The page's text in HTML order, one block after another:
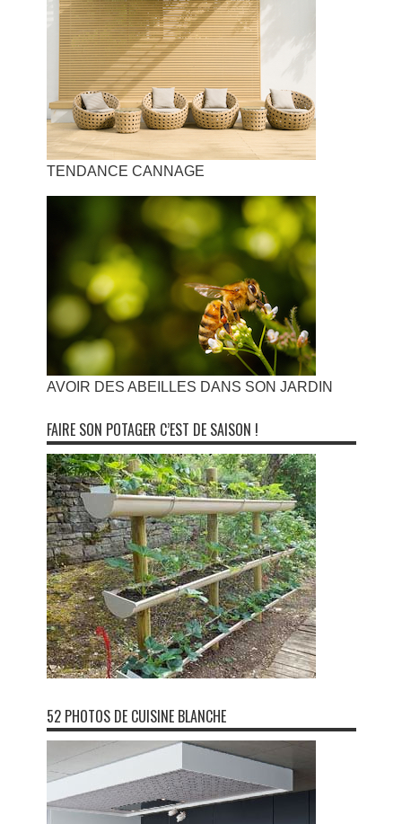
TENDANCE CANNAGE
AVOIR DES ABEILLES DANS SON JARDIN
FAIRE SON POTAGER C’EST DE SAISON !
52 PHOTOS DE CUISINE BLANCHE